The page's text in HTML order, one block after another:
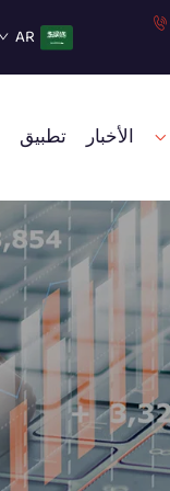
AR
الأخبار تطبيق